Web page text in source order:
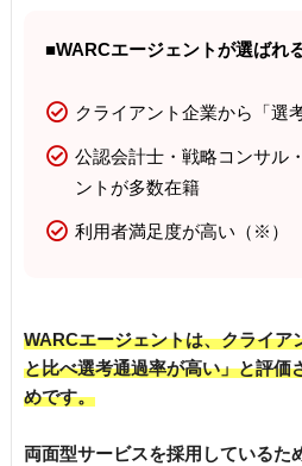
■WARCエージェントが選ばれ
クライアント企業から「選
公認会計士・戦略コンサル
ントが多数在籍
利用者満足度が高い（※）
WARCエージェントは、クライア
と比べ選考通過率が高い」と評価
めです。
両面型サービスを採用しているた